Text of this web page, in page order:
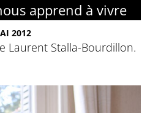
apprend à vivre
2012
Laurent Stalla-Bourdillon.